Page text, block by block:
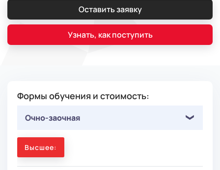
Оставить заявку
Узнать, как поступить
Формы обучения и стоимость:
Очно-заочная
Высшее: